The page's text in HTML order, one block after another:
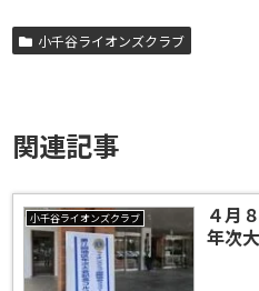
小千谷ライオンズクラブ
関連記事
小千谷ライオンズクラブ
４月
年次